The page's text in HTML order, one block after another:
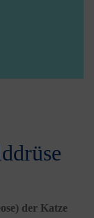
der Katze